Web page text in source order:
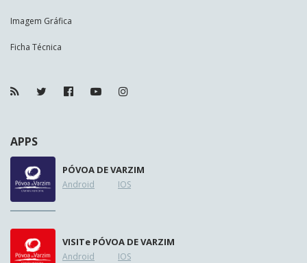
Imagem Gráfica
Ficha Técnica
APPS
PÓVOA DE VARZIM
Android IOS
VISITe PÓVOA DE VARZIM
Android IOS